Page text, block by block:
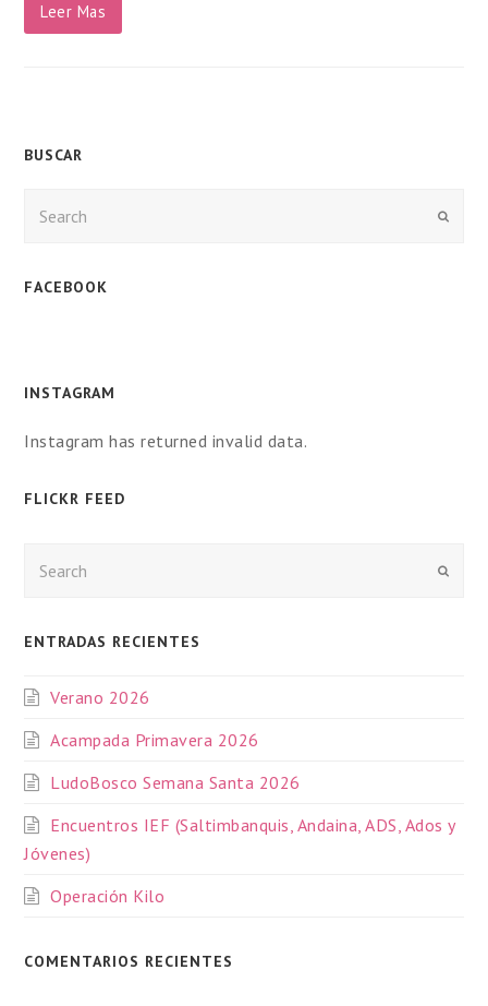
Leer Mas
BUSCAR
Enviar
FACEBOOK
INSTAGRAM
Instagram has returned invalid data.
FLICKR FEED
Enviar
ENTRADAS RECIENTES
Verano 2026
Acampada Primavera 2026
LudoBosco Semana Santa 2026
Encuentros IEF (Saltimbanquis, Andaina, ADS, Ados y
Jóvenes)
Operación Kilo
COMENTARIOS RECIENTES